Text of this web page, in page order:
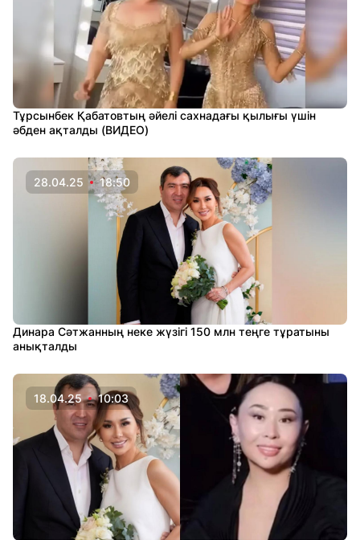
Тұрсынбек Қабатовтың әйелі cахнадағы қылығы үшін
әбден ақталды (ВИДЕО)
28.04.25 18:50
Динара Сәтжанның неке жүзігі 150 млн теңге тұратыны
анықталды
18.04.25 10:03